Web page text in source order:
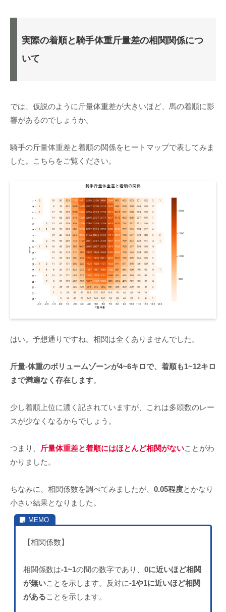
実際の着順と騎手体重斤量差の相関関係につ
いて
では、仮説のように斤量体重差が大きいほど、馬の着順に影
響があるのでしょうか。
騎手の斤量体重差と着順の関係をヒートマップで表してみま
した。こちらをご覧ください。
はい。予想通りですね。相関は全くありませんでした。
斤量-体重のボリュームゾーンが4~6キロで、着順も1~12キロ
まで満遍なく存在します。
少し着順上位に濃く記されていますが、これは多頭数のレー
スが少なくなるからでしょう。
つまり、 斤量体重差と着順にはほとんど相関がないことがわ
かりました。
ちなみに、相関係数を調べてみましたが、 0.05程度とかなり
小さい結果となりました。
【相関係数】
相関係数は-1~1の間の数字であり、0に近いほど相関
が無いことを示します。反対に-1や1に近いほど相関
があることを示します。